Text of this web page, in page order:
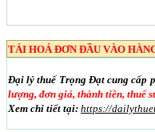
TẢI HOÁ ĐƠN ĐẦU VÀO
Đại lý thuế Trọng Đạt cung cấp
lượng, đơn giá, thành tiền, thuế
Xem chi tiết tại: https://